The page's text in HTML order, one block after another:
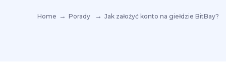
Home Porady Jak założyć konto na giełdzie BitBay?